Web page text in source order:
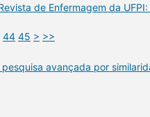
de Enfermagem da
44 45 > >>
pesquisa avançada por